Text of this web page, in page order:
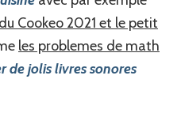
Cookeo 2021 et le petit
les problemes de math
de jolis livres sonores